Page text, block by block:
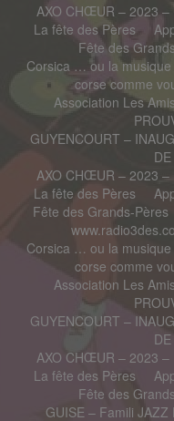
AXO CHŒUR – 2023 –
La fête des Pères
Fête des
Corsica … ou la
corse comme
Association Les
GUYENCOURT –
AXO CHŒUR – 2023 –
La fête des Pères
Fête des Grands-Pères
Corsica … ou la
corse comme
Association Les
GUYENCOURT –
AXO CHŒUR – 2023 –
La fête des Pères
Fête des
GUISE – Famili JAZZ